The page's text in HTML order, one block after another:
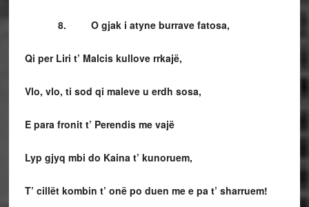
8. O gjak i atyne burrave fatosa,
Qi per Liri t’ Malcis kullove rrkajë,
Vlo, vlo, ti sod qi maleve u erdh sosa,
E para fronit t’ Perendis me vajë
Lyp gjyq mbi do Kaina t’ kunoruem,
T’ cillët kombin t’ onë po duen me e pa t’ sharruem!